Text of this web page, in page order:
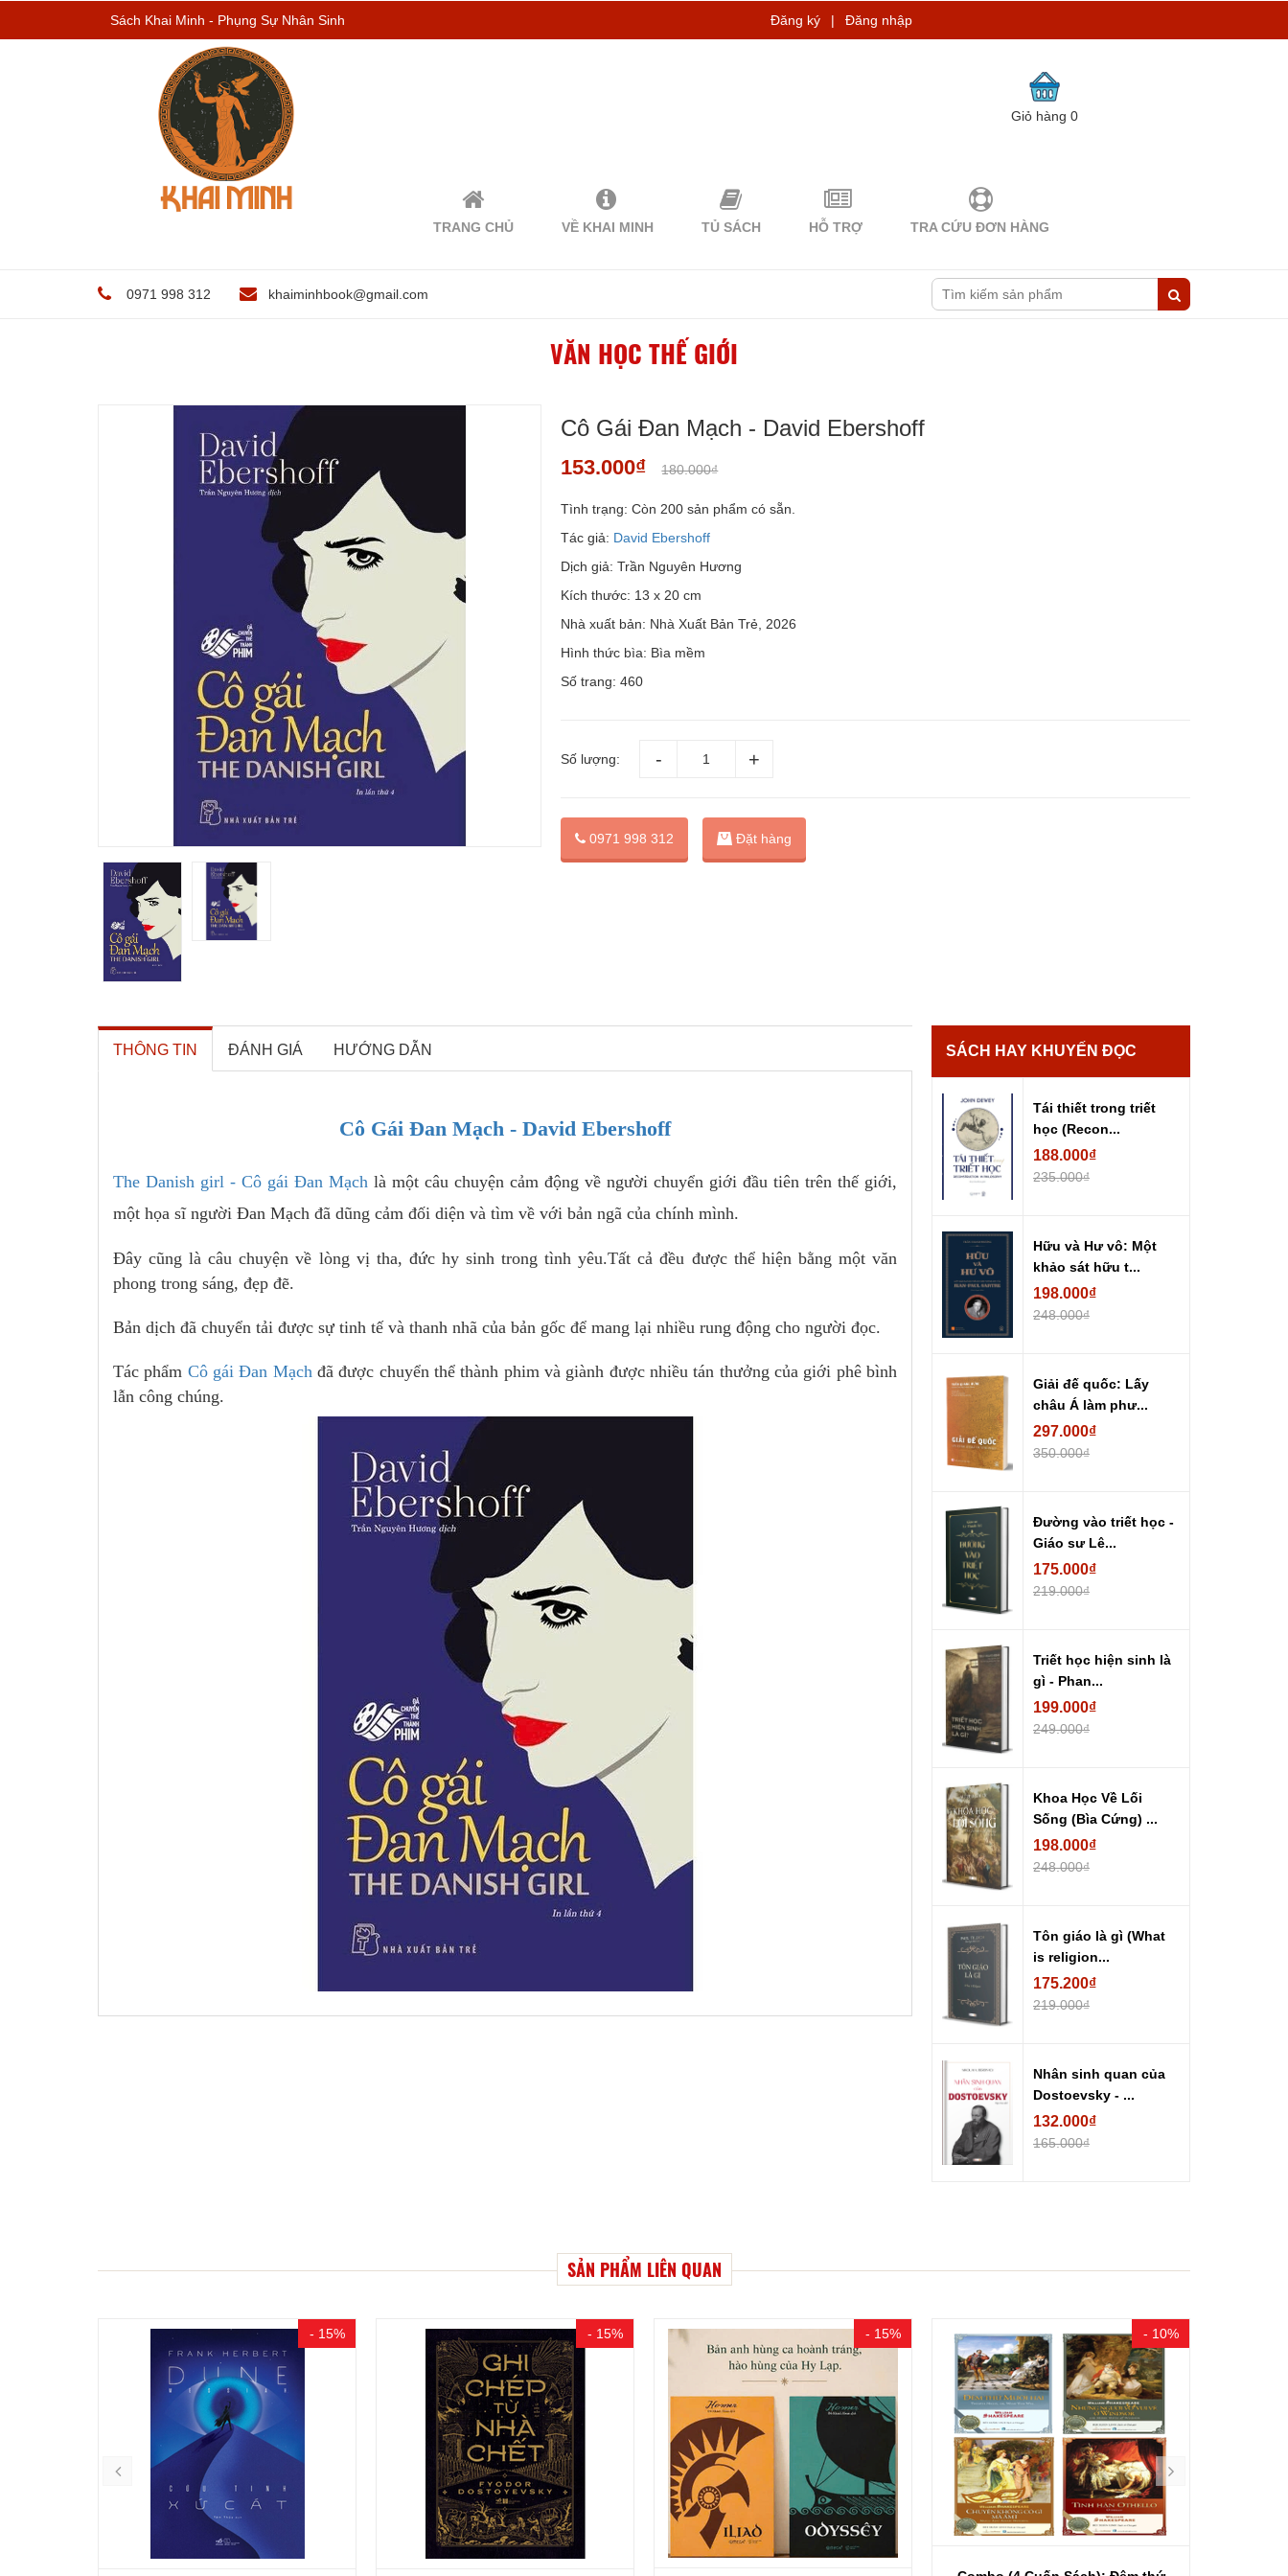
Sách Khai Minh - Phụng Sự Nhân Sinh Đăng ký | Đăng nhập
Giỏ hàng0
TRANG CHỦ VỀ KHAI MINH TỦ SÁCH HỖ TRỢ TRA CỨU ĐƠN HÀNG
0971 998 312 khaiminhbook@gmail.com
VĂN HỌC THẾ GIỚI
Cô Gái Đan Mạch - David Ebershoff
153.000₫ 180.000₫
Tình trạng: Còn 200 sản phẩm có sẵn.
Tác giả: David Ebershoff
Dịch giả: Trần Nguyên Hương
Kích thước: 13 x 20 cm
Nhà xuất bản: Nhà Xuất Bản Trẻ, 2026
Hình thức bìa: Bìa mềm
Số trang: 460
Số lượng:
0971 998 312 Đặt hàng
THÔNG TIN ĐÁNH GIÁ HƯỚNG DẪN
Cô Gái Đan Mạch - David Ebershoff
The Danish girl - Cô gái Đan Mạch là một câu chuyện cảm động về người chuyển giới đầu tiên trên thế giới,
một họa sĩ người Đan Mạch đã dũng cảm đối diện và tìm về với bản ngã của chính mình.
Đây cũng là câu chuyện về lòng vị tha, đức hy sinh trong tình yêu.Tất cả đều được thể hiện bằng một văn
phong trong sáng, đẹp đẽ.
Bản dịch đã chuyển tải được sự tinh tế và thanh nhã của bản gốc để mang lại nhiều rung động cho người đọc.
Tác phẩm Cô gái Đan Mạchđã được chuyển thể thành phim và giành được nhiều tán thưởng của giới phê bình
lẫn công chúng.
SÁCH HAY KHUYẾN ĐỌC
Tái thiết trong triết
học (Recon...
188.000₫
235.000₫
Hữu và Hư vô: Một
khảo sát hữu t...
198.000₫
248.000₫
Giải đế quốc: Lấy
châu Á làm phư...
297.000₫
350.000₫
Đường vào triết học -
Giáo sư Lê...
175.000₫
219.000₫
Triết học hiện sinh là
gì - Phan...
199.000₫
249.000₫
Khoa Học Về Lối
Sống (Bìa Cứng) ...
198.000₫
248.000₫
Tôn giáo là gì (What
is religion...
175.200₫
219.000₫
Nhân sinh quan của
Dostoevsky - ...
132.000₫
165.000₫
SẢN PHẨM LIÊN QUAN
- 15% - 15% - 15% - 10%